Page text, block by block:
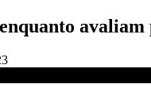
avaliam